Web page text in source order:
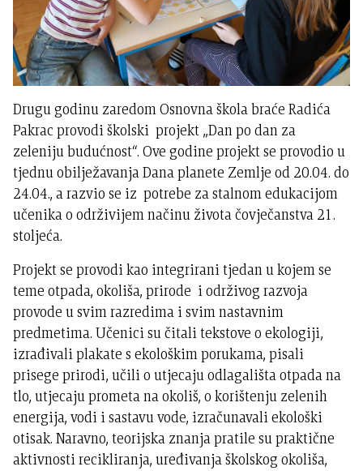
Drugu godinu zaredom Osnovna škola braće Radića
Pakrac provodi školski projekt „Dan po dan za
zeleniju budućnost“. Ove godine projekt se provodio u
tjednu obilježavanja Dana planete Zemlje od 20.04. do
24.04., a razvio se iz potrebe za stalnom edukacijom
učenika o održivijem načinu života čovječanstva 21.
stoljeća.
Projekt se provodi kao integrirani tjedan u kojem se
teme otpada, okoliša, prirode i održivog razvoja
provode u svim razredima i svim nastavnim
predmetima. Učenici su čitali tekstove o ekologiji,
izrađivali plakate s ekološkim porukama, pisali
prisege prirodi, učili o utjecaju odlagališta otpada na
tlo, utjecaju prometa na okoliš, o korištenju zelenih
energija, vodi i sastavu vode, izračunavali ekološki
otisak. Naravno, teorijska znanja pratile su praktične
aktivnosti recikliranja, uređivanja školskog okoliša,